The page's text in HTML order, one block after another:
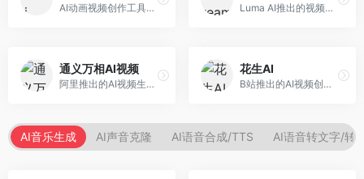
AI动画视频创作工具，专注于动画内容生成。面向动画创作者和二次元内容生产者，支持动画风格视频生成，动画效果流畅，适合动漫内容创作。 Luma AI推出的视频生成工具，专注于高质量视频创作。面向影视创作者和内容生产者，支持文生视频、图生视频，视频质量高，物理运动流畅自然。
通义万相AI视频
阿里推出的AI视频生成服务，整合图像与视频创作能力。面向电商和营销从业者，支持商品视频生成、营销视频制作等服务，商业应用场景丰富。
花生AI
B站推出的AI视频创作工具，专注于短视频内容生成。面向B站创作者，支持视频生成、视频编辑等功能，与B站平台深度整合，创作效率高。
AI音乐生成 AI声音克隆 AI语音合成/TTS AI语音转文字/转